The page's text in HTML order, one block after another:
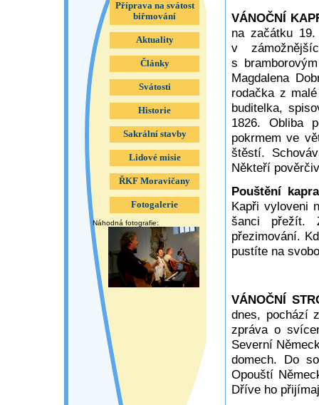
VÁNOČNÍ
na začátku
v
s
Magdalena
rodačka z
buditelka,
1826. Obliba
pokrmem ve
štěstí.
Někteří
Pouštění
Kapři vyloveni
šanci přežít.
přezimování.
pustíte na
VÁNOČNÍ
dnes, pochází
zpráva o
Severní
domech. Do
Opouští
Dříve ho
Příprava na svátost
biřmování
Aktuality
Články
Svátosti
Historie
Sakrální stavby
Lidové misie
ŘKF Moravičany
Fotogalerie
Náhodná fotografie: